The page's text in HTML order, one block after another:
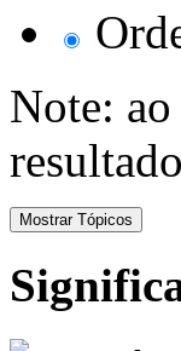
Note: